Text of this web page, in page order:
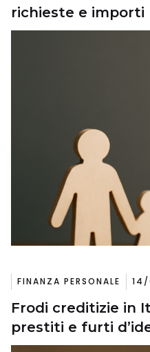
richieste e importi
FINANZA PERSONALE
Frodi creditizie in
prestiti e furti